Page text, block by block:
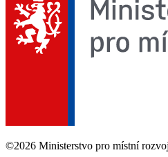
©2026 Ministerstvo pro místní